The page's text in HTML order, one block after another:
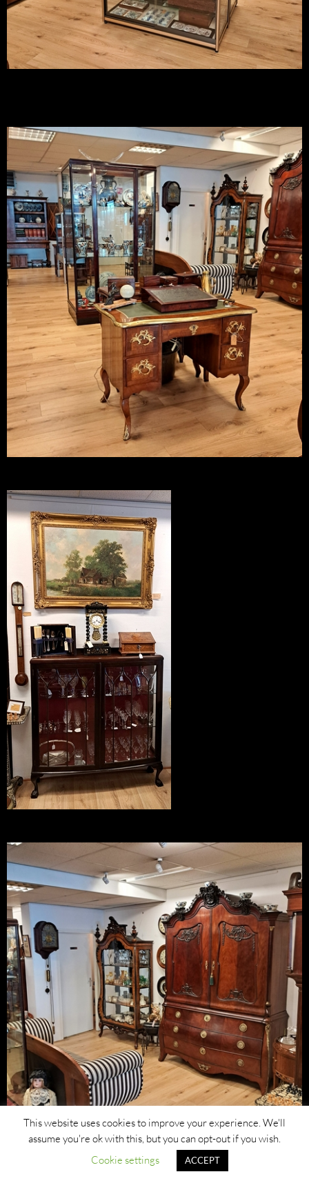
This website uses cookies to improve your experience. We'll
assume you're ok with this, but you can opt-out if you wish.
Cookie settings
ACCEPT